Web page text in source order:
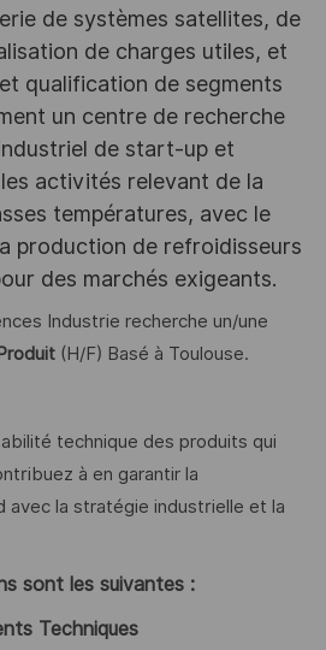
de systèmes satellites, de
de charges utiles, et
qualification de segments
un centre de recherche
de start-up et
activités relevant de la
températures, avec le
production de refroidisseurs
des marchés exigeants.
Industrie recherche un/une
(H/F) Basé à Toulouse.
technique des produits qui
à en garantir la
avec la stratégie industrielle et la
sont les suivantes :
Techniques